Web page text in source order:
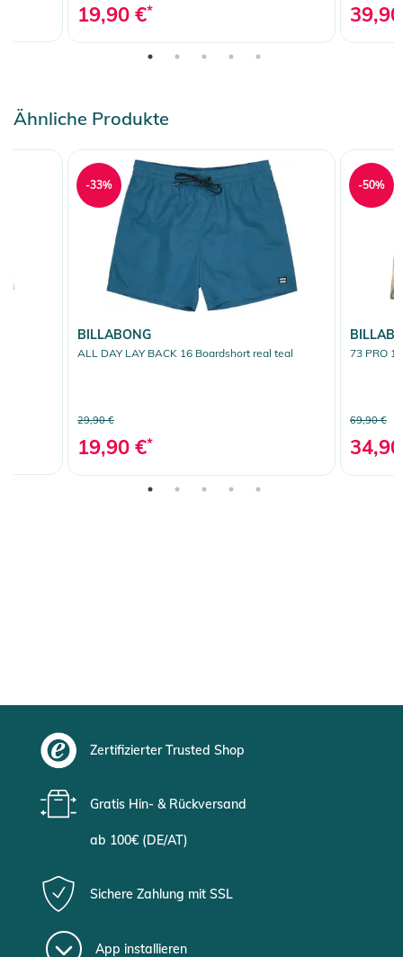
19,90 €*
Ähnliche Produkte
BILLABONG
ALL DAY LAY BACK 16 Boardshort real teal
29,90 €
19,90 €*
-33%
73 PRO
69,90 €
-50%
Zertifizierter Trusted Shop
Gratis Hin- & Rückversand
ab 100€ (DE/AT)
Sichere Zahlung mit SSL
App installieren